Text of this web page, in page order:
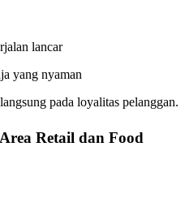
lancar
yang nyaman
pada loyalitas pelanggan.
Retail dan Food